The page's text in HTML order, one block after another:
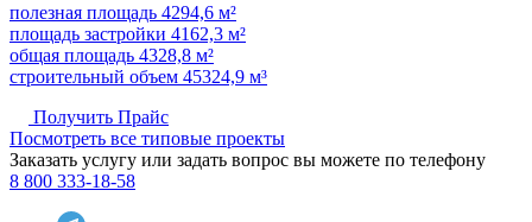
полезная площадь 4294,6 м²
площадь застройки 4162,3 м²
общая площадь 4328,8 м²
строительный объем 45324,9 м³
Получить Прайс
Посмотреть все типовые проекты
Заказать услугу или задать вопрос вы можете по телефону
8 800 333-18-58